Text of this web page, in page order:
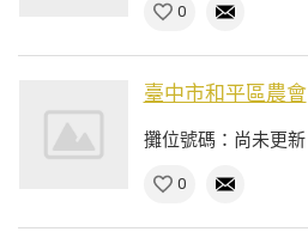
0
臺中市和平區農會
攤位號碼：尚未更新
0